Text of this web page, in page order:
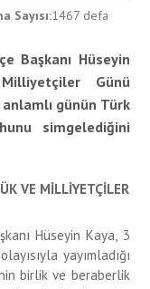
Sayısı:1467 defa
Başkanı Hüseyin
Günü
anlamlı günün Türk
simgelediğini
VE MİLLİYETÇİLER
Hüseyin Kaya, 3
yayımladığı
birlik ve beraberlik